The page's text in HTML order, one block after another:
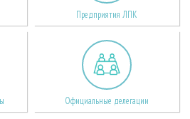
Предприятия ЛПК
Официальные делегации